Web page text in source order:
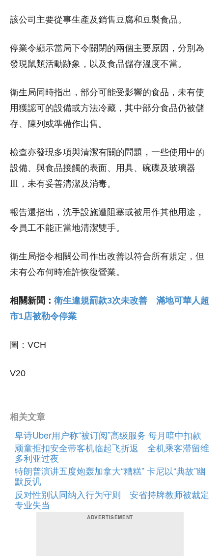
該公司主要從事生產及銷售豆腐和豆製食品。
停業令顯示當局下令關閉的兩個主要原因，分別為
發現鼠類活動跡象，以及食品儲存溫度不當。
衛生局同時指出，部分可能受影響的食品，未有使
用獲認可的設備或方法冷藏，其中部分食品仍被儲
存、陳列或準備作出售。
檢查亦發現多項與清潔有關的問題，一些使用中的
設備、與食品接觸的表面、用具、碗碟及玻璃器
皿，未有妥善清潔及消毒。
報告還指出，洗手設施遭阻塞或被用作其他用途，
令員工不能正當地清潔雙手。
衛生局指令相關公司作出改善以符合所有規定，但
未有公布何時准許恢復營業。
相關新聞： 衛生違規罰款3次未改善 滿地可華人超
市1店被勒令停業
圖：VCH
V20
相关文章
卑诗Uber用户称“被订阅”高级服务 每月暗中扣款
顽童拒扣安全带客机临起飞折返 全机乘客滞留维
多利亚过夜
特朗普演讲五度炮轰加拿大“糟糕” 卡尼以“典故”幽
默反讥
反对性别认同纳入行为守则 安省持牌教师被裁定
专业失当